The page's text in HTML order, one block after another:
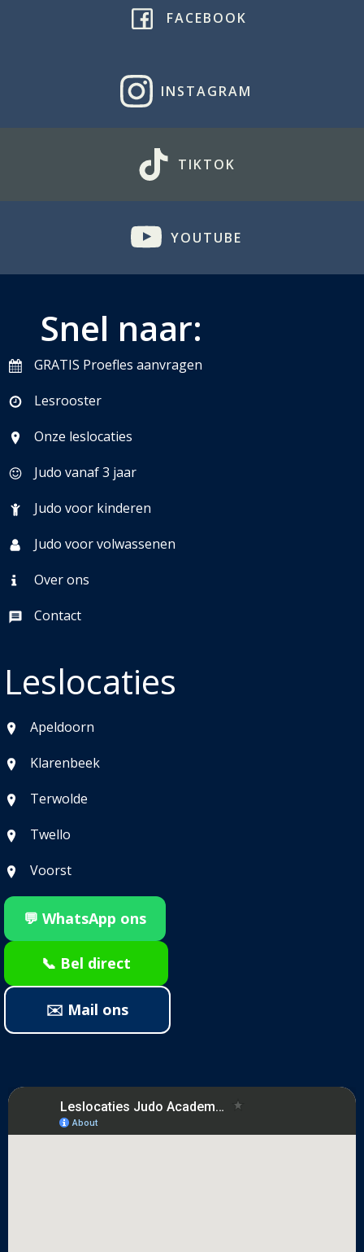
FACEBOOK
INSTAGRAM
TIKTOK
YOUTUBE
Snel naar:
GRATIS Proefles aanvragen
Lesrooster
Onze leslocaties
Judo vanaf 3 jaar
Judo voor kinderen
Judo voor volwassenen
Over ons
Contact
Leslocaties
Apeldoorn
Klarenbeek
Terwolde
Twello
Voorst
💬 WhatsApp ons
📞 Bel direct
✉️ Mail ons